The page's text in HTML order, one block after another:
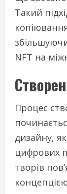
Такий
NFT на
Процес
дизайну,
цифрових
творів